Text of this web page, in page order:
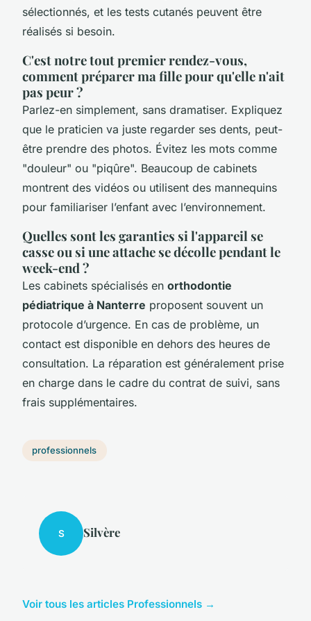
sélectionnés, et les tests cutanés peuvent être
réalisés si besoin.
C'est notre tout premier rendez-vous,
comment préparer ma fille pour qu'elle n'ait
pas peur ?
Parlez-en simplement, sans dramatiser. Expliquez
que le praticien va juste regarder ses dents, peut-
être prendre des photos. Évitez les mots comme
"douleur" ou "piqûre". Beaucoup de cabinets
montrent des vidéos ou utilisent des mannequins
pour familiariser l’enfant avec l’environnement.
Quelles sont les garanties si l'appareil se
casse ou si une attache se décolle pendant le
week-end ?
Les cabinets spécialisés en orthodontie
pédiatrique à Nanterre proposent souvent un
protocole d’urgence. En cas de problème, un
contact est disponible en dehors des heures de
consultation. La réparation est généralement prise
en charge dans le cadre du contrat de suivi, sans
frais supplémentaires.
professionnels
S Silvère
Voir tous les articles Professionnels →